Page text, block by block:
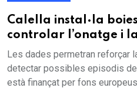
Calella instal·la
controlar l’onatge i
Les dades permetran reforçar
detectar possibles episodis
està finançat per fons